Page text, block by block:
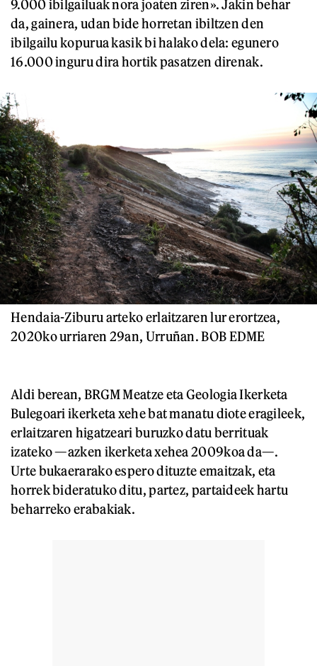
9.000 ibilgailuak nora joaten ziren». Jakin behar
da, gainera, udan bide horretan ibiltzen den
ibilgailu kopurua kasik bi halako dela: egunero
16.000 inguru dira hortik pasatzen direnak.
Hendaia-Ziburu arteko erlaitzaren lur erortzea,
2020ko urriaren 29an, Urruñan. BOB EDME
Aldi berean, BRGM Meatze eta Geologia Ikerketa
Bulegoari ikerketa xehe bat manatu diote eragileek,
erlaitzaren higatzeari buruzko datu berrituak
izateko —azken ikerketa xehea 2009koa da—.
Urte bukaerarako espero dituzte emaitzak, eta
horrek bideratuko ditu, partez, partaideek hartu
beharreko erabakiak.